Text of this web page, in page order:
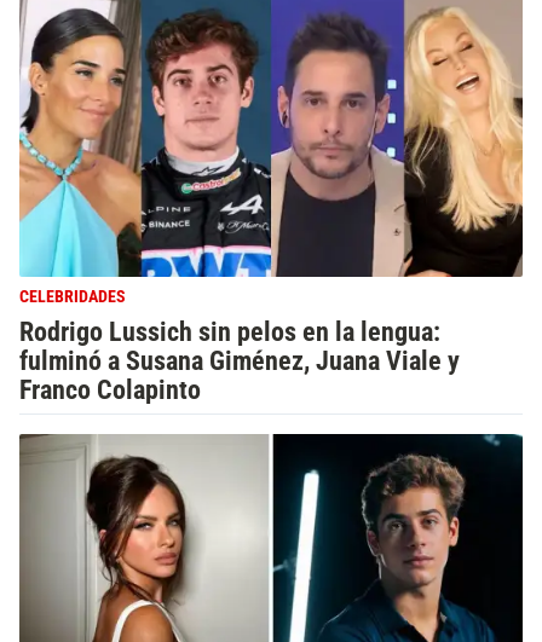
CELEBRIDADES
Rodrigo Lussich sin pelos en la lengua:
fulminó a Susana Giménez, Juana Viale y
Franco Colapinto